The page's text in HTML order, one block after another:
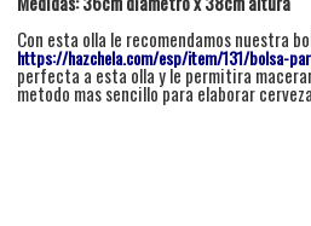
Con esta olla le recomendamos nuestra
https://hazchela.com/esp/item/131/bolsa-
perfecta a esta olla y le permitira
metodo mas sencillo para elaborar